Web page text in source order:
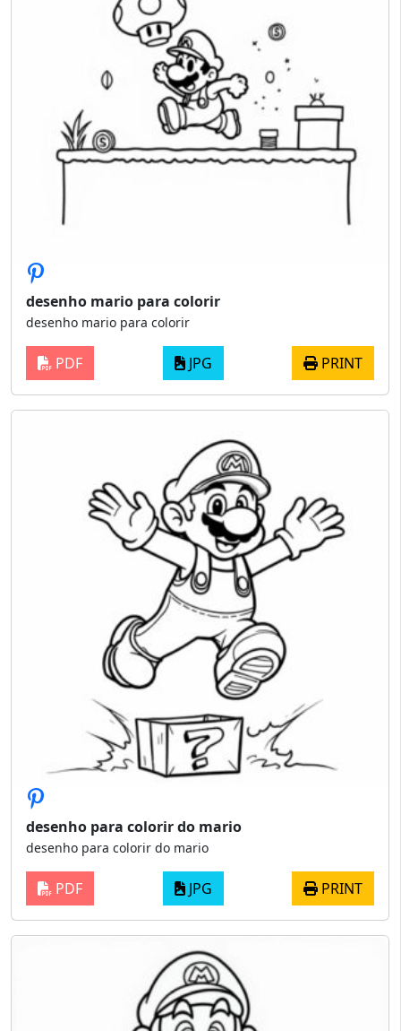
desenho mario para colorir
desenho mario para colorir
PDF JPG PRINT
desenho para colorir do mario
desenho para colorir do mario
PDF JPG PRINT